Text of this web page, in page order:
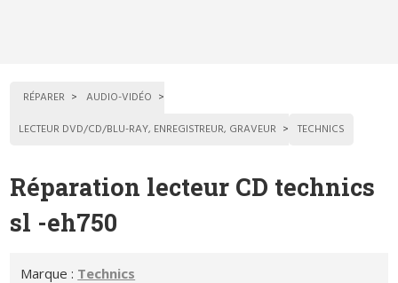
RÉPARER
AUDIO-VIDÉO
LECTEUR DVD/CD/BLU-RAY, ENREGISTREUR, GRAVEUR
TECHNICS
Réparation lecteur CD technics
sl -eh750
Marque : Technics